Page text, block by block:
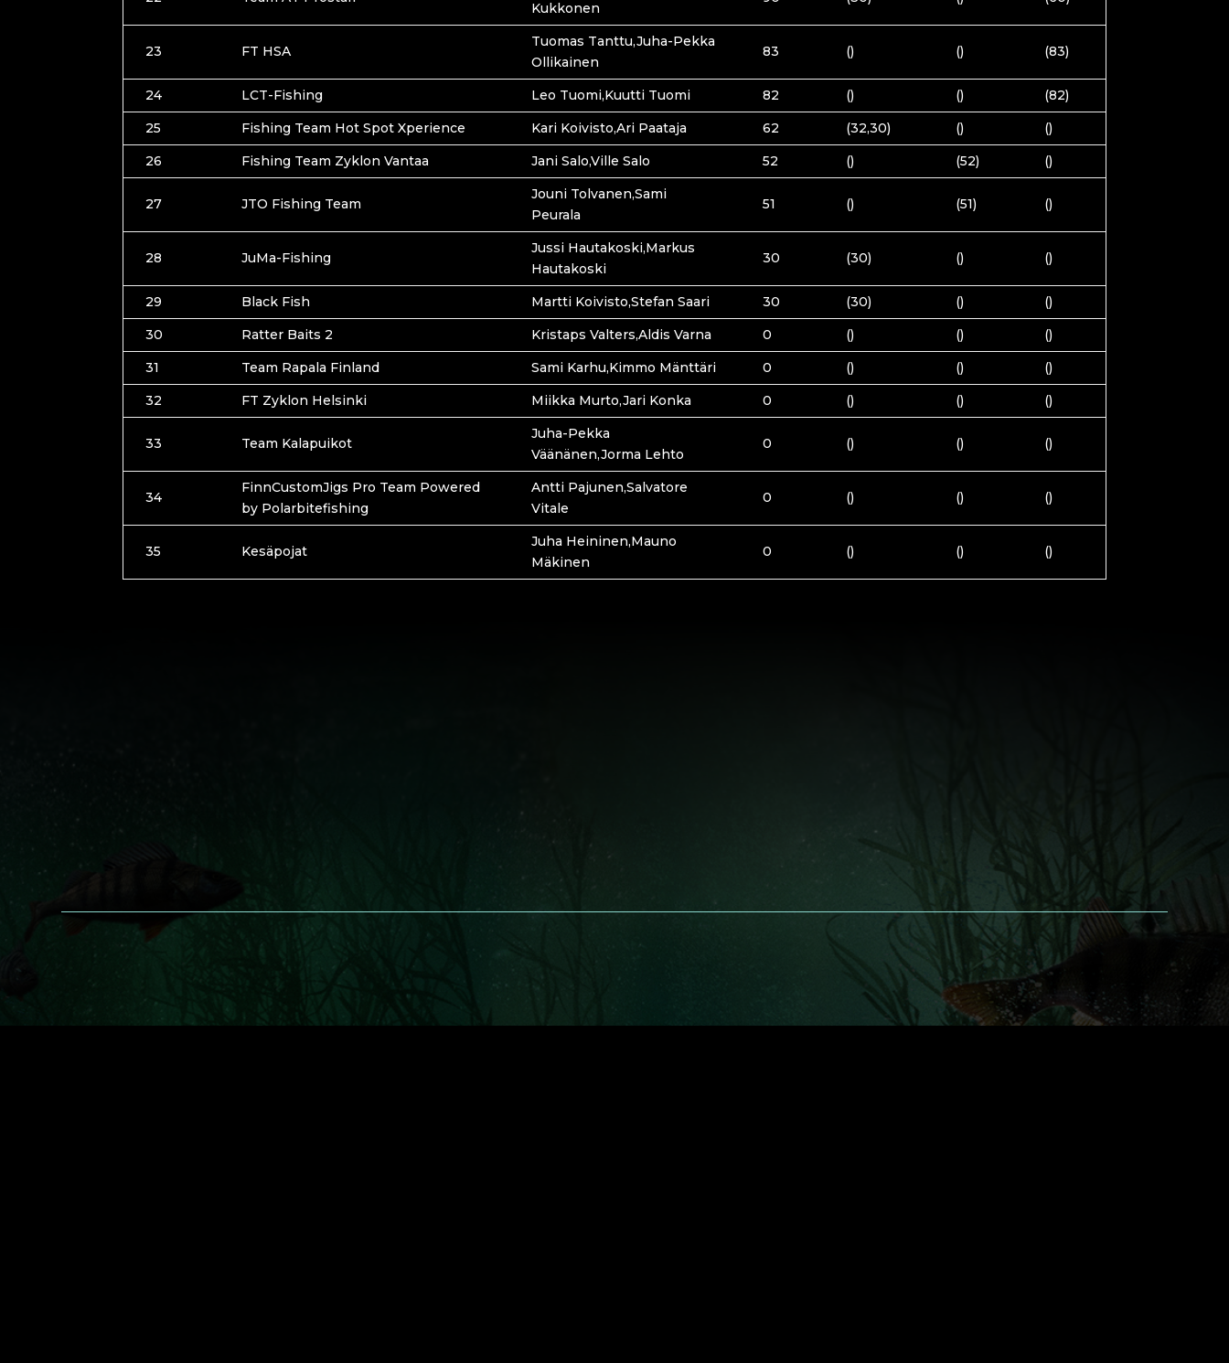
Kukkonen
23 FT HSA
Tuomas Tanttu,Juha-Pekka
Ollikainen
83 () () (83)
24 LCT-Fishing Leo Tuomi,Kuutti Tuomi 82 () ()
(82)
25
Fishing Team Hot Spot Xperience Kari Koivisto,Ari Paataja 62 (32,30) ()
()
26
Fishing Team Zyklon Vantaa Jani Salo,Ville Salo 52 () (52) ()
27 JTO Fishing Team
Jouni Tolvanen,Sami
Peurala
51 () (51) ()
28 JuMa-Fishing
Jussi Hautakoski,Markus
Hautakoski
30 (30) () ()
29 Black Fish Martti Koivisto,Stefan Saari 30 (30) ()
()
30
Ratter Baits 2 Kristaps Valters,Aldis Varna 0 () ()
()
31
Team Rapala Finland Sami Karhu,Kimmo Mänttäri 0 () ()
()
32
FT Zyklon Helsinki Miikka Murto,Jari Konka 0 () () ()
33 Team Kalapuikot
Juha-Pekka
Väänänen,Jorma Lehto
0 () () ()
34
FinnCustomJigs Pro Team Powered
by Polarbitefishing
Antti Pajunen,Salvatore
Vitale
0 () () ()
35 Kesäpojat
Juha Heininen,Mauno
Mäkinen
0 () () ()